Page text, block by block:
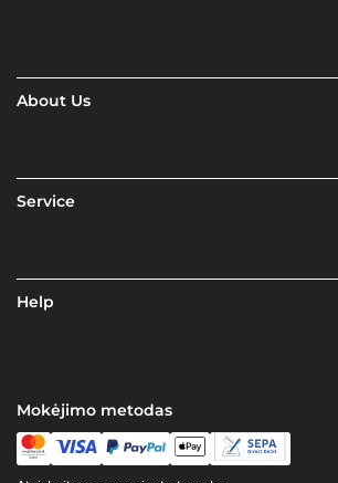
About Us
Service
Help
Mokėjimo metodas